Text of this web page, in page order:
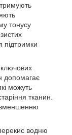
тонусу
підтримки
допомагає
можуть
тканин.
зменшенню
водню